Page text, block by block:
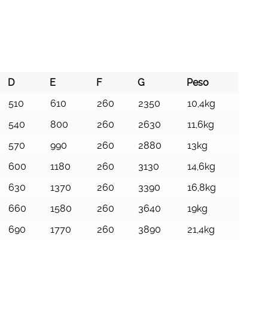
D E F G
Peso
D E F G Peso
510 610 260 2350
10,4kg
540 800 260 2630
11,6kg
570 990 260 2880
13kg
600 1180 260 3130
14,6kg
630 1370 260 3390
16,8kg
660 1580 260 3640
19kg
690 1770 260 3890 21,4kg